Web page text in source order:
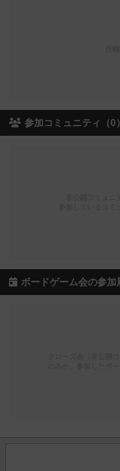
参加コミュニティ（0）
ボードゲーム会の参加